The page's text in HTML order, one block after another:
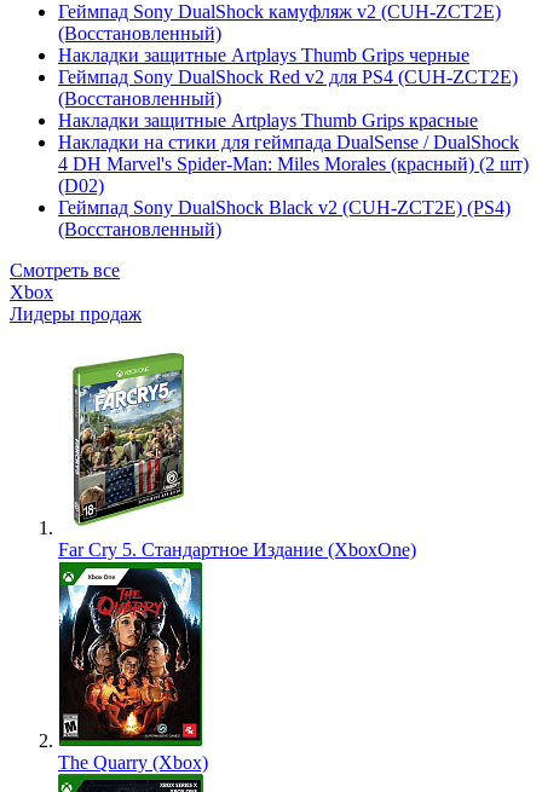
Геймпад Sony DualShock камуфляж v2 (CUH-ZCT2E)
(Восстановленный)
Накладки защитные Artplays Thumb Grips черные
Геймпад Sony DualShock Red v2 для PS4 (CUH-ZCT2E)
(Восстановленный)
Накладки защитные Artplays Thumb Grips красные
Накладки на стики для геймпада DualSense / DualShock
4 DH Marvel's Spider-Man: Miles Morales (красный) (2 шт)
(D02)
Геймпад Sony DualShock Black v2 (CUH-ZCT2E) (PS4)
(Восстановленный)
Смотреть все
Xbox
Лидеры продаж
Far Cry 5. Стандартное Издание (XboxOne)
The Quarry (Xbox)